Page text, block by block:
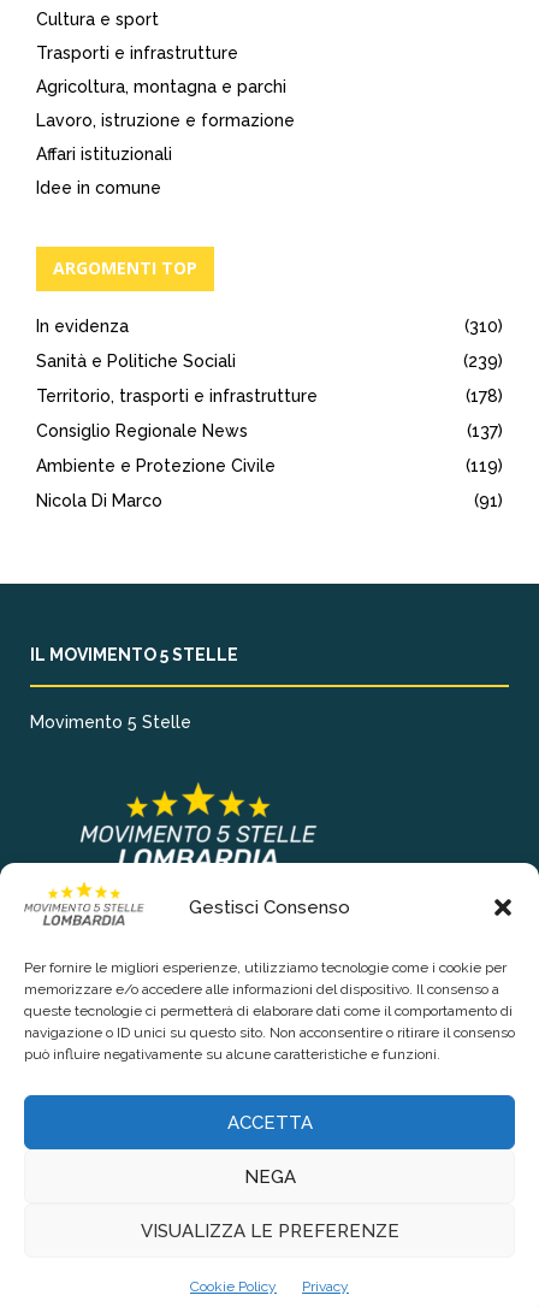
Gestisci Consenso
Per fornire le migliori esperienze, utilizziamo tecnologie come i cookie per
memorizzare e/o accedere alle informazioni del dispositivo. Il consenso a
queste tecnologie ci permetterà di elaborare dati come il comportamento di
navigazione o ID unici su questo sito. Non acconsentire o ritirare il consenso
può influire negativamente su alcune caratteristiche e funzioni.
ACCETTA
NEGA
VISUALIZZA LE PREFERENZE
Cookie Policy Privacy
Cultura e sport
Trasporti e infrastrutture
Agricoltura, montagna e parchi
Lavoro, istruzione e formazione
Affari istituzionali
Idee in comune
ARGOMENTI TOP
In evidenza
(310)
Sanità e Politiche Sociali
(239)
Territorio, trasporti e infrastrutture
(178)
Consiglio Regionale News
(137)
Ambiente e Protezione Civile
(119)
Nicola Di Marco
(91)
IL MOVIMENTO 5 STELLE
Movimento 5 Stelle
COLLEGAMENTI PRINCIPALI
Contattaci
Privacy Policy
Mediameticamente